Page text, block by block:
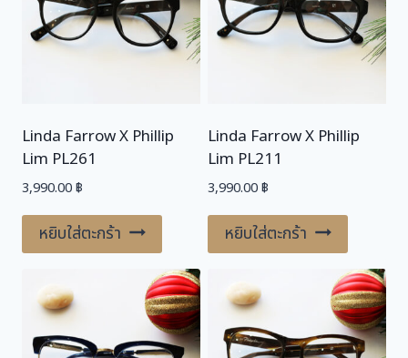
Linda Farrow X Phillip
Lim PL261
3,990.00฿
หยิบใส่ตะกร้า
Linda Farrow X Phillip
Lim PL211
3,990.00฿
หยิบใส่ตะกร้า